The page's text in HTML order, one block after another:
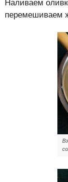
Наливаем
перемешиваем